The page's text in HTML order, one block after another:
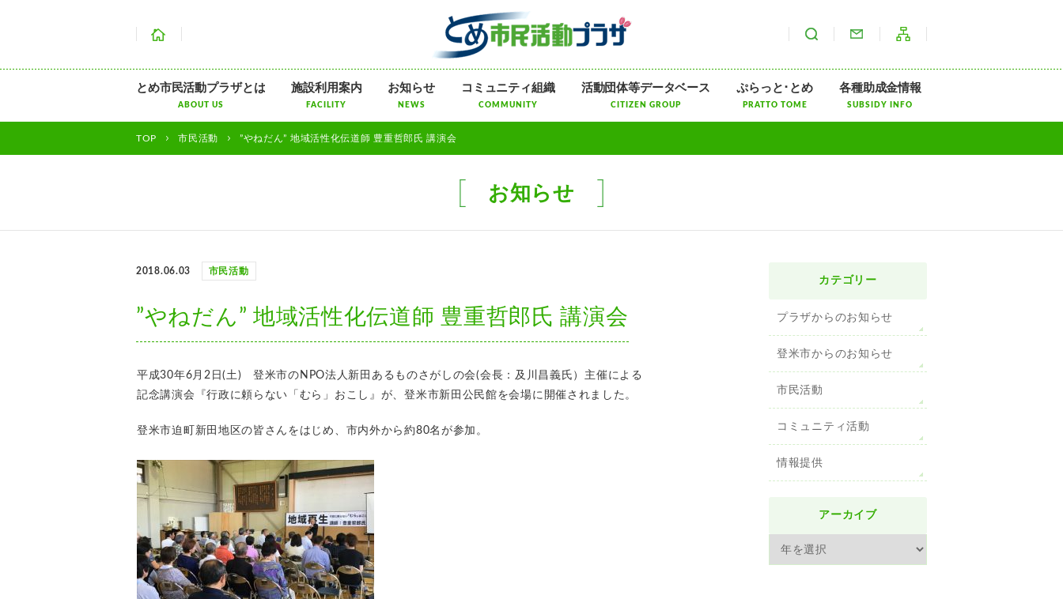
お問い合わせ
サイト内検索
ニ
ば
す
とめ市民活動プラザとは
ABOUT US
施設利用案内
FACILITY
お知らせ
NEWS
コミュニティ組織
COMMUNITY
活動団体等データベース
CITIZEN GROUP
ぷらっと･とめ
PRATTO TOME
各種助成金情報
SUBSIDY INFO
TOP 市民活動 ”やねだん” 地域活性化伝道師 豊重哲郎氏 講演会
お知らせ
2018.06.03 市民活動
”やねだん” 地域活性化伝道師 豊重哲郎氏 講演会
平成30年6月2日(土) 登米市のNPO法人新田あるものさがしの会(会長：及川昌義氏）主催による
記念講演会『行政に頼らない「むら」おこし』が、登米市新田公民館を会場に開催されました。
登米市迫町新田地区の皆さんをはじめ、市内外から約80名が参加。
カテゴリー
プラザからのお知らせ
登米市からのお知らせ
市民活動
コミュニティ活動
情報提供
アーカイブ